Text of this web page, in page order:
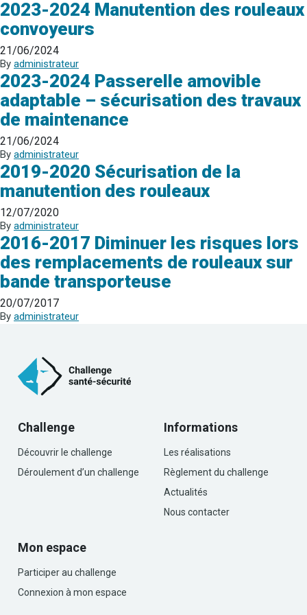
2023-2024 Manutention des rouleaux
convoyeurs
21/06/2024
By administrateur
2023-2024 Passerelle amovible
adaptable – sécurisation des travaux
de maintenance
21/06/2024
By administrateur
2019-2020 Sécurisation de la
manutention des rouleaux
12/07/2020
By administrateur
2016-2017 Diminuer les risques lors
des remplacements de rouleaux sur
bande transporteuse
20/07/2017
By administrateur
Challenge
Découvrir le challenge
Déroulement d’un challenge
Informations
Les réalisations
Règlement du challenge
Actualités
Nous contacter
Mon espace
Participer au challenge
Connexion à mon espace